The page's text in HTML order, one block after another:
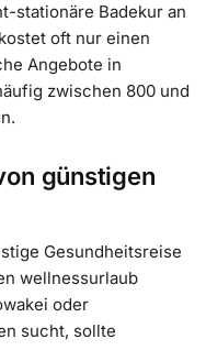
stationäre Badekur an
oft nur einen
Angebote in
zwischen 800 und
günstigen
Gesundheitsreise
wellnessurlaub
oder
sucht, sollte